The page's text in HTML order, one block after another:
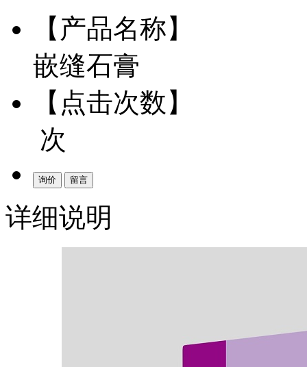
【产品名称】
嵌缝石膏
【点击次数】
次
询价 留言
详细说明